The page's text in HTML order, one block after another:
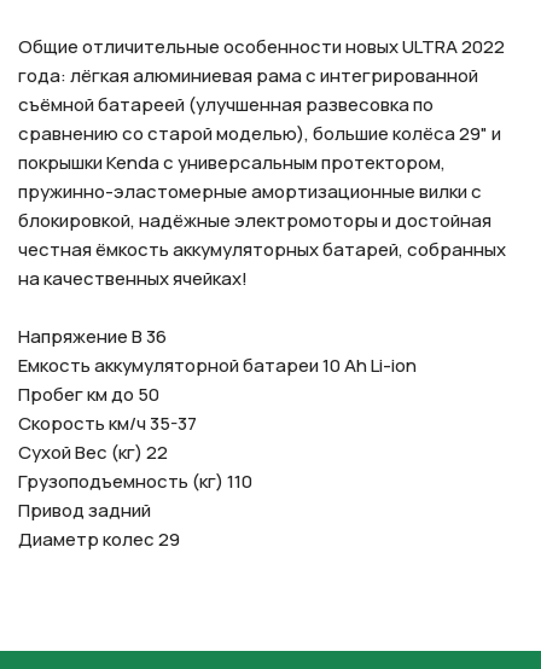
Общие отличительные особенности новых ULTRA 2022
года: лёгкая алюминиевая рама с интегрированной
съёмной батареей (улучшенная развесовка по
сравнению со старой моделью), большие колёса 29" и
покрышки Kenda с универсальным протектором,
пружинно-эластомерные амортизационные вилки с
блокировкой, надёжные электромоторы и достойная
честная ёмкость аккумуляторных батарей, собранных
на качественных ячейках!
Напряжение В 36
Емкость аккумуляторной батареи 10 Ah Li-ion
Пробег км до 50
Скорость км/ч 35-37
Сухой Вес (кг) 22
Грузоподъемность (кг) 110
Привод задний
Диаметр колес 29